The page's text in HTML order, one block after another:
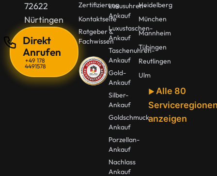
72622
Nürtingen
Direkt
Anrufen
+49 178
4491578
Zertifizierung
Kontaktseite
Ratgeber &
Fachwissen
Luxusuhren-
Ankauf
Luxustaschen-
Ankauf
Taschenuhren-
Ankauf
Gold-
Ankauf
Silber-
Ankauf
Goldschmuck
Ankauf
Porzellan-
Ankauf
Nachlass
Ankauf
Heidelberg
München
Mannheim
Tübingen
Reutlingen
Ulm
Alle 80
anzeigen